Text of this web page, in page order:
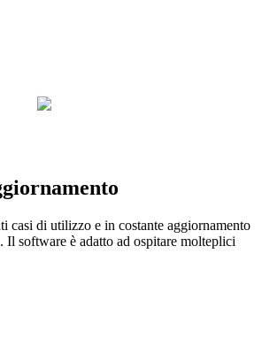
casi di utilizzo e in costante aggiornamento
. Il software è adatto ad ospitare molteplici